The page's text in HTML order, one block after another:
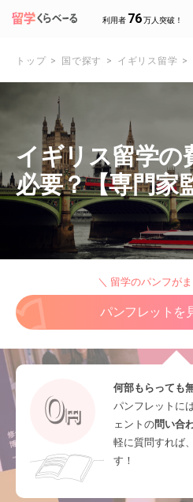
利用者 76万人突破！
トップ 国で探す イギリス留学
イギリス留学の
必要？【専門家
＼ 留学のパンフが
パンフレットを
何部もらっても
パンフレットに
ェントの問い合
軽に質問すれば
す！